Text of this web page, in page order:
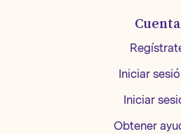
Cuenta
Iniciar
Iniciar
Obtener